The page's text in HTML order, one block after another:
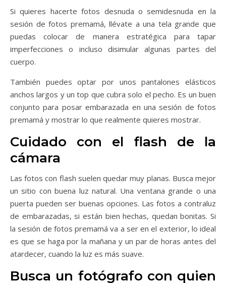
Si quieres hacerte fotos desnuda o semidesnuda en la
sesión de fotos premamá, llévate a una tela grande que
puedas colocar de manera estratégica para tapar
imperfecciones o incluso disimular algunas partes del
cuerpo.
También puedes optar por unos pantalones elásticos
anchos largos y un top que cubra solo el pecho. Es un buen
conjunto para posar embarazada en una sesión de fotos
premamá y mostrar lo que realmente quieres mostrar.
Cuidado con el flash de la
cámara
Las fotos con flash suelen quedar muy planas. Busca mejor
un sitio con buena luz natural. Una ventana grande o una
puerta pueden ser buenas opciones. Las fotos a contraluz
de embarazadas, si están bien hechas, quedan bonitas. Si
la sesión de fotos premamá va a ser en el exterior, lo ideal
es que se haga por la mañana y un par de horas antes del
atardecer, cuando la luz es más suave.
Busca un fotógrafo con quien